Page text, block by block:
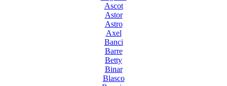
Ascot
Astor
Astro
Axel
Banci
Barre
Betty
Binar
Blasco